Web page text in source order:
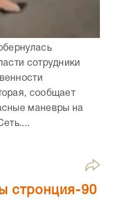
сотрудники
сообщает
маневры на
стронция-90